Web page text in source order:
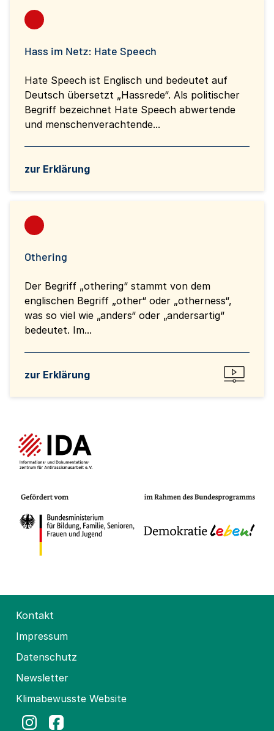
Hass im Netz: Hate Speech
Hate Speech ist Englisch und bedeutet auf
Deutsch übersetzt „Hassrede“. Als politischer
Begriff bezeichnet Hate Speech abwertende
und menschenverachtende...
zur Erklärung
Othering
Der Begriff „othering“ stammt von dem
englischen Begriff „other“ oder „otherness“,
was so viel wie „anders“ oder „andersartig“
bedeutet. Im...
zur Erklärung
Kontakt
Impressum
Datenschutz
Newsletter
Klimabewusste Website